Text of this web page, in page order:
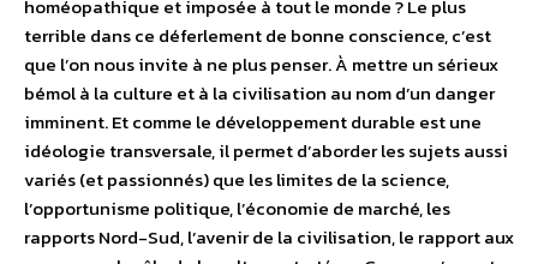
homéopathique et imposée à tout le monde ? Le plus
terrible dans ce déferlement de bonne conscience, c’est
que l’on nous invite à ne plus penser. À mettre un sérieux
bémol à la culture et à la civilisation au nom d’un danger
imminent. Et comme le développement durable est une
idéologie transversale, il permet d’aborder les sujets aussi
variés (et passionnés) que les limites de la science,
l’opportunisme politique, l’économie de marché, les
rapports Nord-Sud, l’avenir de la civilisation, le rapport aux